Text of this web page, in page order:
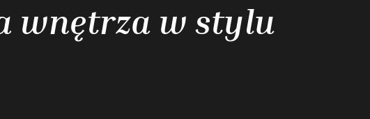
wnętrza w stylu